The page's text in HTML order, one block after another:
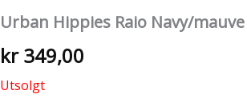
Urban Hippies Raio Navy/
kr349,00
Utsolgt